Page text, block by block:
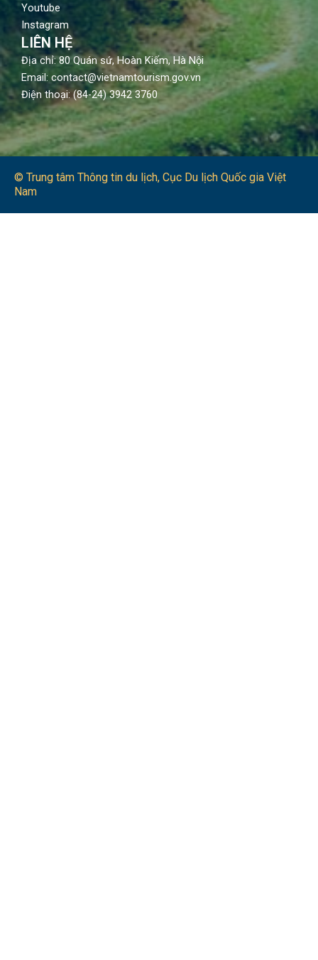
Youtube
Instagram
LIÊN HỆ
Địa chỉ: 80 Quán sứ, Hoàn Kiếm, Hà Nội
Email: contact@vietnamtourism.gov.vn
Điện thoại: (84-24) 3942 3760
© Trung tâm Thông tin du lịch​, Cục Du lịch Quốc gia Việt
Nam